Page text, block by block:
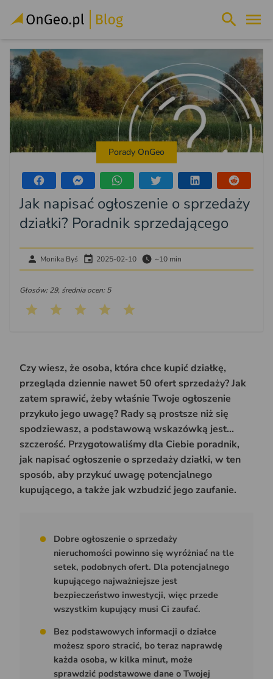
Porady OnGeo
Jak napisać ogłoszenie o sprzedaży
działki? Poradnik sprzedającego
Monika Byś 2025-02-10 ~10 min
Głosów: 29, średnia ocen: 5
Czy wiesz, że osoba, która chce kupić działkę,
przegląda dziennie nawet 50 ofert sprzedaży? Jak
zatem sprawić, żeby właśnie Twoje ogłoszenie
przykuło jego uwagę? Rady są prostsze niż się
spodziewasz, a podstawową wskazówką jest...
szczerość. Przygotowaliśmy dla Ciebie poradnik,
jak napisać ogłoszenie o sprzedaży działki, w ten
sposób, aby przykuć uwagę potencjalnego
kupującego, a także jak wzbudzić jego zaufanie.
Dobre ogłoszenie o sprzedaży
nieruchomości powinno się wyróżniać na tle
setek, podobnych ofert. Dla potencjalnego
kupującego najważniejsze jest
bezpieczeństwo inwestycji, więc przede
wszystkim kupujący musi Ci zaufać.
Bez podstawowych informacji o działce
możesz sporo stracić, bo teraz naprawdę
każda osoba, w kilka minut, może
sprawdzić podstawowe dane o Twojej